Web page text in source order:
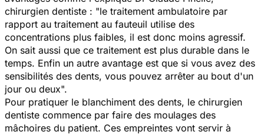
chirurgien dentiste : "le traitement ambulatoire par
rapport au traitement au fauteuil utilise des
concentrations plus faibles, il est donc moins agressif.
On sait aussi que ce traitement est plus durable dans le
temps. Enfin un autre avantage est que si vous avez des
sensibilités des dents, vous pouvez arrêter au bout d'un
jour ou deux".
Pour pratiquer le blanchiment des dents, le chirurgien
dentiste commence par faire des moulages des
mâchoires du patient. Ces empreintes vont servir à